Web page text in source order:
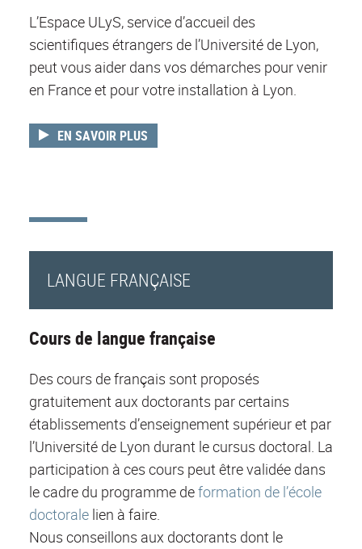
L’Espace ULyS, service d’accueil des
scientifiques étrangers de l’Université de Lyon,
peut vous aider dans vos démarches pour venir
en France et pour votre installation à Lyon.
EN SAVOIR PLUS
LANGUE FRANÇAISE
Cours de langue française
Des cours de français sont proposés
gratuitement aux doctorants par certains
établissements d’enseignement supérieur et par
l’Université de Lyon durant le cursus doctoral. La
participation à ces cours peut être validée dans
le cadre du programme deformation de l’école
doctorale lien à faire.
Nous conseillons aux doctorants dont le